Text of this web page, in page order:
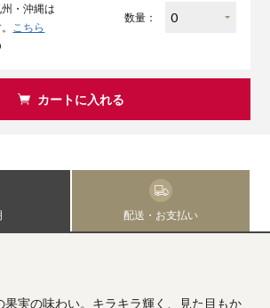
・沖縄は
こちら
数量：
カートに入れる
配送・お支払い
果実の味わい。キラキラ輝く、見た目もか